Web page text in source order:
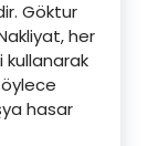
Göktur
her
hasar